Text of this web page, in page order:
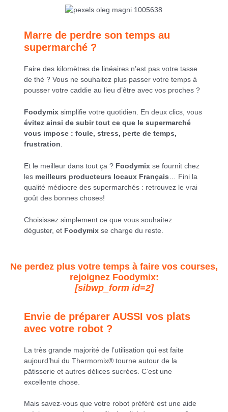
Marre de perdre son temps au
supermarché ?
Faire des kilomètres de linéaires n’est pas votre tasse
de thé ? Vous ne souhaitez plus passer votre temps à
pousser votre caddie au lieu d’être avec vos proches ?
Foodymix simplifie votre quotidien. En deux clics, vous
évitez ainsi de subir tout ce que le supermarché
vous impose : foule, stress, perte de temps,
frustration
Et le meilleur dans tout ça ? Foodymixse fournit chez
les meilleurs producteurs locaux Français … Fini la
qualité médiocre des supermarchés : retrouvez le vrai
goût des bonnes choses!
Choisissez simplement ce que vous souhaitez
déguster, et Foodymixse charge du reste.
Ne perdez plus votre temps à faire vos courses,
rejoignez Foodymix:
[sibwp_form id=2]
Envie de préparer AUSSI vos plats
avec votre robot ?
La très grande majorité de l’utilisation qui est faite
aujourd’hui du Thermomix® tourne autour de la
pâtisserie et autres délices sucrées. C’est une
excellente chose.
Mais savez-vous que votre robot préféré est une aide